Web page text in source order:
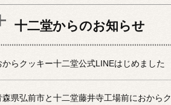
十二堂からのお知らせ
からクッキー十二堂公式LINEはじめました
森県弘前市と十二堂藤井寺工場前におからク